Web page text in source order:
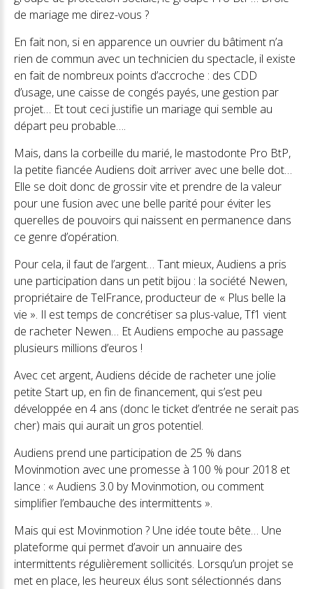
de mariage me direz-vous ?
En fait non, si en apparence un ouvrier du bâtiment n’a
rien de commun avec un technicien du spectacle, il existe
en fait de nombreux points d’accroche : des CDD
d’usage, une caisse de congés payés, une gestion par
projet… Et tout ceci justifie un mariage qui semble au
départ peu probable….
Mais, dans la corbeille du marié, le mastodonte Pro BtP,
la petite fiancée Audiens doit arriver avec une belle dot…
Elle se doit donc de grossir vite et prendre de la valeur
pour une fusion avec une belle parité pour éviter les
querelles de pouvoirs qui naissent en permanence dans
ce genre d’opération.
Pour cela, il faut de l’argent… Tant mieux, Audiens a pris
une participation dans un petit bijou : la société Newen,
propriétaire de TelFrance, producteur de « Plus belle la
vie ». Il est temps de concrétiser sa plus-value, Tf1 vient
de racheter Newen… Et Audiens empoche au passage
plusieurs millions d’euros !
Avec cet argent, Audiens décide de racheter une jolie
petite Start up, en fin de financement, qui s’est peu
développée en 4 ans (donc le ticket d’entrée ne serait pas
cher) mais qui aurait un gros potentiel.
Audiens prend une participation de 25 % dans
Movinmotion avec une promesse à 100 % pour 2018 et
lance : « Audiens 3.0 by Movinmotion, ou comment
simplifier l’embauche des intermittents ».
Mais qui est Movinmotion ? Une idée toute bête… Une
plateforme qui permet d’avoir un annuaire des
intermittents régulièrement sollicités. Lorsqu’un projet se
met en place, les heureux élus sont sélectionnés dans